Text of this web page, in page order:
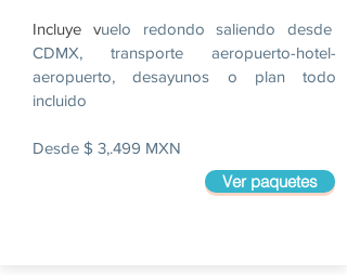
Incluye vuelo redondo saliendo desde
CDMX, transporte aeropuerto-hotel-
aeropuerto, desayunos o plan todo
incluido
Desde $ 3,.499 MXN
Ver paquetes